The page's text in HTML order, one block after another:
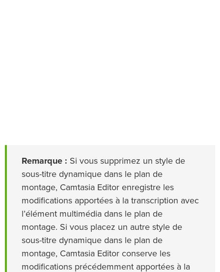
Remarque : Si vous supprimez un style de
sous-titre dynamique dans le plan de
montage, Camtasia Editor enregistre les
modifications apportées à la transcription avec
l’élément multimédia dans le plan de
montage. Si vous placez un autre style de
sous-titre dynamique dans le plan de
montage, Camtasia Editor conserve les
modifications précédemment apportées à la